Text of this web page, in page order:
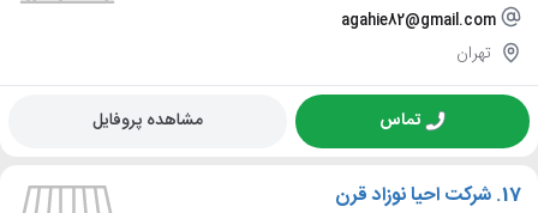
agahie82@gmail.com
تهران
تماس مشاهده پروفایل
17. شرکت احیا نوزاد قرن